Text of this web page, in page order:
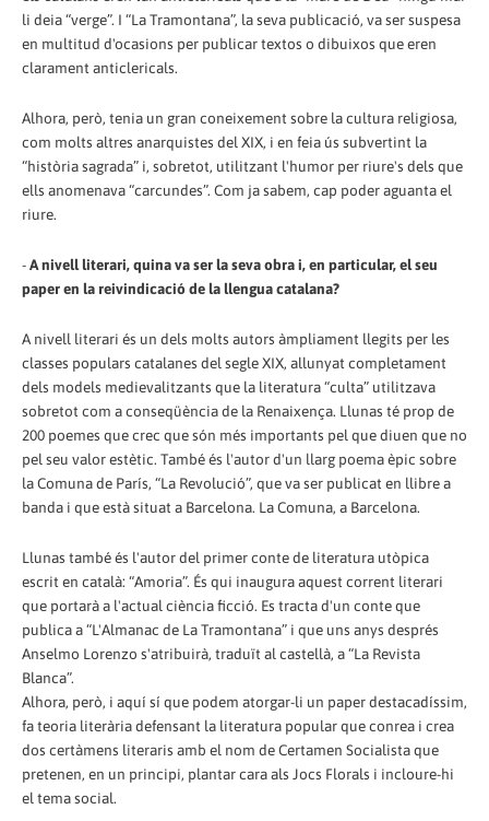
li deia “verge”. I “La Tramontana”, la seva publicació, va ser suspesa
en multitud d'ocasions per publicar textos o dibuixos que eren
clarament anticlericals.
Alhora, però, tenia un gran coneixement sobre la cultura religiosa,
com molts altres anarquistes del XIX, i en feia ús subvertint la
“història sagrada” i, sobretot, utilitzant l'humor per riure's dels que
ells anomenava “carcundes”. Com ja sabem, cap poder aguanta el
riure.
-A nivell literari, quina va ser la seva obra i, en particular, el seu
paper en la reivindicació de la llengua catalana?
A nivell literari és un dels molts autors àmpliament llegits per les
classes populars catalanes del segle XIX, allunyat completament
dels models medievalitzants que la literatura “culta” utilitzava
sobretot com a conseqüència de la Renaixença. Llunas té prop de
200 poemes que crec que són més importants pel que diuen que no
pel seu valor estètic. També és l'autor d'un llarg poema èpic sobre
la Comuna de París, “La Revolució”, que va ser publicat en llibre a
banda i que està situat a Barcelona. La Comuna, a Barcelona.
Llunas també és l'autor del primer conte de literatura utòpica
escrit en català: “Amoria”. És qui inaugura aquest corrent literari
que portarà a l'actual ciència ficció. Es tracta d'un conte que
publica a “L'Almanac de La Tramontana” i que uns anys després
Anselmo Lorenzo s'atribuirà, traduït al castellà, a “La Revista
Blanca”.
Alhora, però, i aquí sí que podem atorgar-li un paper destacadíssim,
fa teoria literària defensant la literatura popular que conrea i crea
dos certàmens literaris amb el nom de Certamen Socialista que
pretenen, en un principi, plantar cara als Jocs Florals i incloure-hi
el tema social.